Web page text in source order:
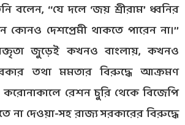
বলেন, ‘‘যে দলে ‘জয় শ্রীরাম’ ধ্বনির
দেশপ্রেমী থাকতে পারেন না।’’
জুড়েই কখনও বাংলায়, কখনও
তথা মমতার বিরুদ্ধে আক্রমণ
করোনাকালে রেশন চুরি থেকে বিজেপি
না দেওয়া-সহ রাজ্য সরকারের বিরুদ্ধে